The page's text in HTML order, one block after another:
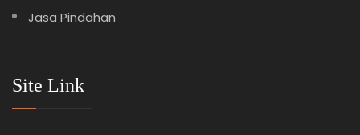
Jasa Pindahan
Site Link